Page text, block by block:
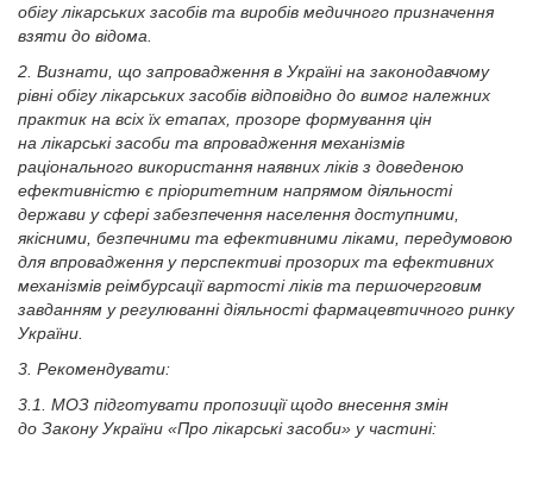
обігу лікарських засобів та виробів медичного призначення
взяти до відома.
2. Визнати, що запровадження в Україні на законодавчому
рівні обігу лікарських засобів відповідно до вимог належних
практик на всіх їх етапах, прозоре формування цін
на лікарські засоби та впровадження механізмів
раціонального використання наявних ліків з доведеною
ефективністю є пріоритетним напрямом діяльності
держави у сфері забезпечення населення доступними,
якісними, безпечними та ефективними ліками, передумовою
для впровадження у перспективі прозорих та ефективних
механізмів реімбурсації вартості ліків та першочерговим
завданням у регулюванні діяльності фармацевтичного ринку
України.
3. Рекомендувати:
3.1. МОЗ підготувати пропозиції щодо внесення змін
до Закону України «Про лікарські засоби» у частині: